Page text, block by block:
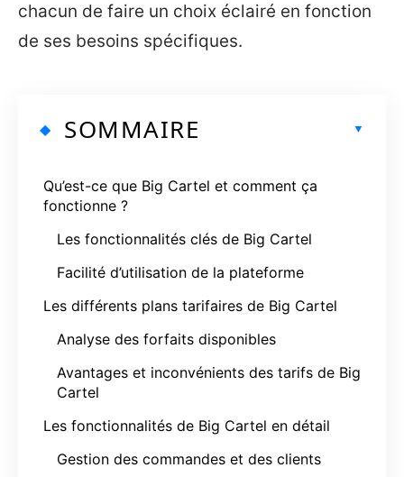
chacun de faire un choix éclairé en fonction
de ses besoins spécifiques.
SOMMAIRE
Qu’est-ce que Big Cartel et comment ça
fonctionne ?
Les fonctionnalités clés de Big Cartel
Facilité d’utilisation de la plateforme
Les différents plans tarifaires de Big Cartel
Analyse des forfaits disponibles
Avantages et inconvénients des tarifs de Big
Cartel
Les fonctionnalités de Big Cartel en détail
Gestion des commandes et des clients